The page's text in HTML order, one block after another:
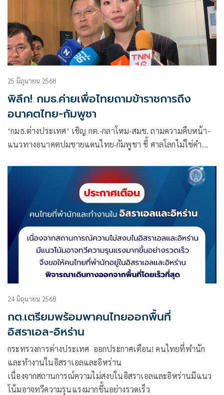
25 มิถุนายน 2568
พิลึก! กมธ.ค่ายเพื่อไทยถามข้าราชการถึง
อนาคตไทย-กัมพูชา
‘กมธ.ต่างประเทศ’ เชิญ กต.-กลาโหม-สมช. ถามความคืบหน้า-
แนวทางอนาคตปมชายแดนไทย-กัมพูชา ชี้ ศาลโลกไม่ใช่คำ
เหตุยังต้องพึ่งพากัน
24 มิถุนายน 2568
กต.เตรียมพร้อมพาคนไทยออกพื้นที่
อิสราเอล-อิหร่าน
กระทรวงการต่างประเทศ ออกประกาศเตือน! คนไทยที่พำนัก
และทำงานในอิสราเอลและอิหร่าน
เนื่องจากสถานการณ์ความไม่สงบในอิสราเอลและอิหร่านมีแนว
โน้มอาจทวีความรุนแรงมากขึ้นอย่างรวดเร็ว